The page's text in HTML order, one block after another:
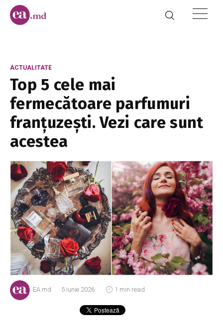
ACTUALITATE
Top 5 cele mai
fermecătoare parfumuri
franțuzești. Vezi care sunt
acestea
EA.md 5 iunie 2026 1 min read